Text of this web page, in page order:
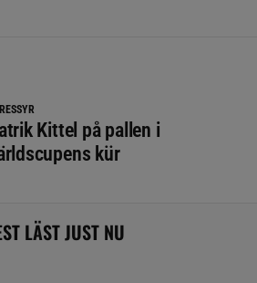
Kittel på pallen i
kür
LÄST JUST NU